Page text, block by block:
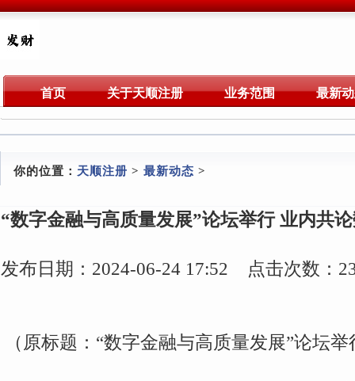
首页 关于天顺注册 业务范围 最新
你的位置： 天顺注册 > 最新动态 >
“数字金融与高质量发展”论坛举行 业内共
发布日期：2024-06-24 17:52 点击次数：
（原标题：“数字金融与高质量发展”论坛